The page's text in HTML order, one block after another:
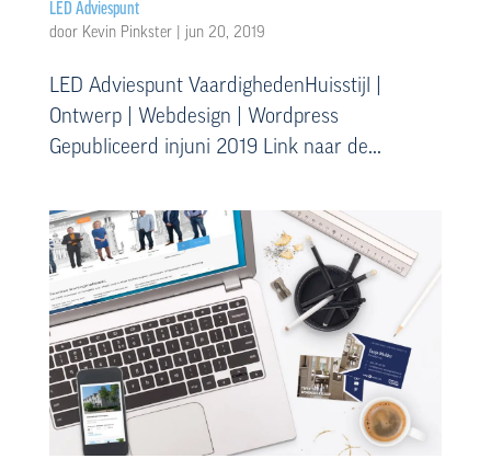
LED Adviespunt
door Kevin Pinkster| jun 20, 2019
LED Adviespunt VaardighedenHuisstijl |
Ontwerp | Webdesign | Wordpress
Gepubliceerd injuni 2019 Link naar de...